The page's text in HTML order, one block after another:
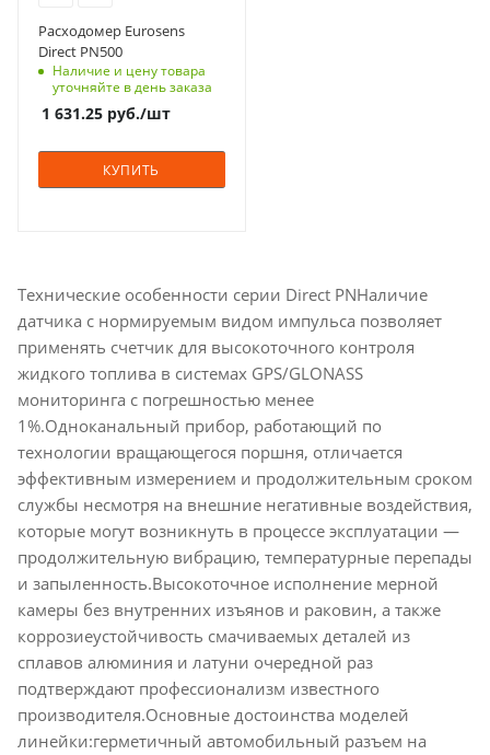
Расходомер Eurosens
Direct PN500
Наличие и цену товара
уточняйте в день заказа
1 631.25 руб./шт
КУПИТЬ
Технические особенности серии Direct PNНаличие
датчика с нормируемым видом импульса позволяет
применять счетчик для высокоточного контроля
жидкого топлива в системах GPS/GLONASS
мониторинга с погрешностью менее
1%.Одноканальный прибор, работающий по
технологии вращающегося поршня, отличается
эффективным измерением и продолжительным сроком
службы несмотря на внешние негативные воздействия,
которые могут возникнуть в процессе эксплуатации —
продолжительную вибрацию, температурные перепады
и запыленность.Высокоточное исполнение мерной
камеры без внутренних изъянов и раковин, а также
коррозиеустойчивость смачиваемых деталей из
сплавов алюминия и латуни очередной раз
подтверждают профессионализм известного
производителя.Основные достоинства моделей
линейки:герметичный автомобильный разъем на